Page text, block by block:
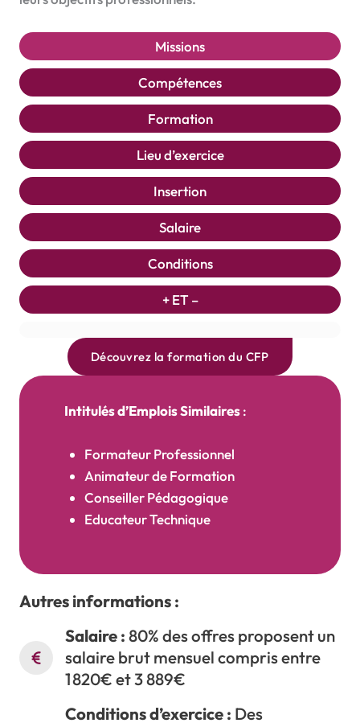
Missions
Compétences
Formation
Lieu d’exercice
Insertion
Salaire
Conditions
+ ET –
Découvrez la formation du CFP
Intitulés d’Emplois Similaires:
Formateur Professionnel
Animateur de Formation
Conseiller Pédagogique
Educateur Technique
Autres informations :
Salaire :80% des offres proposent un
salaire brut mensuel compris entre
1 820€ et 3 889€
Conditions d’exercice : Des